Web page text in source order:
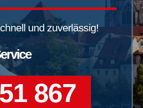
und zuverlässig!
867